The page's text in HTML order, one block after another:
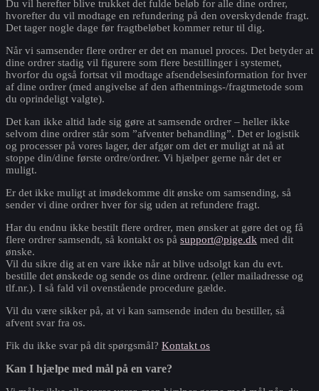
Du vil herefter blive trukket det fulde beløb for alle dine ordrer,
hvorefter du vil modtage en refundering på den overskydende fragt.
Det tager nogle dage før fragtbeløbet kommer retur til dig.
Når vi samsender flere ordrer er det en manuel proces. Det betyder at
dine ordrer stadig vil figurere som flere bestillinger i systemet,
hvorfor du også fortsat vil modtage afsendelsesinformation for hver
af dine ordrer (med angivelse af den afhentnings-/fragtmetode som
du oprindeligt valgte).
Det kan ikke altid lade sig gøre at samsende ordrer – heller ikke
selvom dine ordrer står som ”afventer behandling”. Det er logistik
og processer på vores lager, der afgør om det er muligt at nå at
stoppe din/dine første ordre/ordrer. Vi hjælper gerne når det er
muligt.
Er det ikke muligt at imødekomme dit ønske om samsending, så
sender vi dine ordrer hver for sig uden at refundere fragt.
Har du endnu ikke bestilt flere ordrer, men ønsker at gøre det og få
flere ordrer samsendt, så kontakt os på support@pige.dk med dit
ønske.
Vil du sikre dig at en vare ikke når at blive udsolgt kan du evt.
bestille det ønskede og sende os dine ordrenr. (eller mailadresse og
tlf.nr.). I så fald vil ovenstående procedure gælde.
Vil du være sikker på, at vi kan samsende inden du bestiller, så
afvent svar fra os.
Fik du ikke svar på dit spørgsmål? Kontakt os
Kan I hjælpe med mål på en vare?